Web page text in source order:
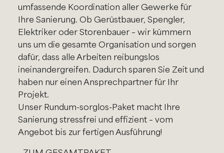
umfassende Koordination aller Gewerke für
Ihre Sanierung. Ob Gerüstbauer, Spengler,
Elektriker oder Storenbauer – wir kümmern
uns um die gesamte Organisation und sorgen
dafür, dass alle Arbeiten reibungslos
ineinandergreifen. Dadurch sparen Sie Zeit und
haben nur einen Ansprechpartner für Ihr
Projekt.
Unser Rundum-sorglos-Paket macht Ihre
Sanierung stressfrei und effizient – vom
Angebot bis zur fertigen Ausführung!